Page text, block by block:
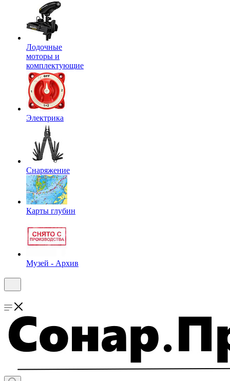
Лодочные
моторы и
комплектующие
Электрика
Снаряжение
Карты глубин
Музей - Архив